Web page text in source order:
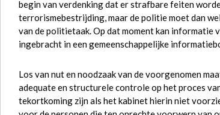
begin van verdenking dat er strafbare feiten
terrorismebestrijding, maar de politie moet dan
van de politietaak. Op dat moment kan informatie
ingebracht in een gemeenschappelijke
Los van nut en noodzaak van de voorgenomen
adequate en structurele controle op het proces
tekortkoming zijn als het kabinet hierin niet